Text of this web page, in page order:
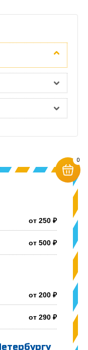
от 250 ₽
от 500 ₽
от 200 ₽
от 290 ₽
0